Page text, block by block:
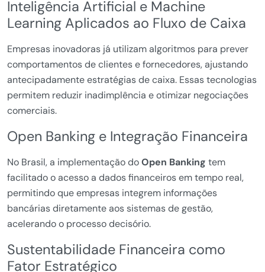
Inteligência Artificial e Machine
Learning Aplicados ao Fluxo de Caixa
Empresas inovadoras já utilizam algoritmos para prever
comportamentos de clientes e fornecedores, ajustando
antecipadamente estratégias de caixa. Essas tecnologias
permitem reduzir inadimplência e otimizar negociações
comerciais.
Open Banking e Integração Financeira
No Brasil, a implementação doOpen Banking tem
facilitado o acesso a dados financeiros em tempo real,
permitindo que empresas integrem informações
bancárias diretamente aos sistemas de gestão,
acelerando o processo decisório.
Sustentabilidade Financeira como
Fator Estratégico